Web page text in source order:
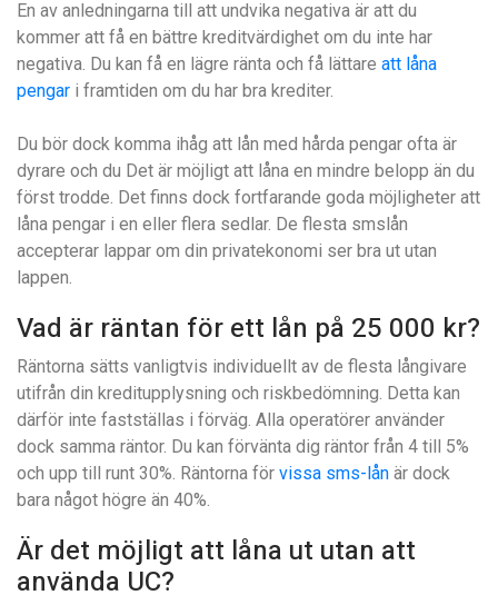
En av anledningarna till att undvika negativa är att du
kommer att få en bättre kreditvärdighet om du inte har
negativa. Du kan få en lägre ränta och få lättare att låna
pengar i framtiden om du har bra krediter.
Du bör dock komma ihåg att lån med hårda pengar ofta är
dyrare och du Det är möjligt att låna en mindre belopp än du
först trodde. Det finns dock fortfarande goda möjligheter att
låna pengar i en eller flera sedlar. De flesta smslån
accepterar lappar om din privatekonomi ser bra ut utan
lappen.
Vad är räntan för ett lån på 25 000 kr?
Räntorna sätts vanligtvis individuellt av de flesta långivare
utifrån din kreditupplysning och riskbedömning. Detta kan
därför inte fastställas i förväg. Alla operatörer använder
dock samma räntor. Du kan förvänta dig räntor från 4 till 5%
och upp till runt 30%. Räntorna för vissa sms-lån är dock
bara något högre än 40%.
Är det möjligt att låna ut utan att
använda UC?